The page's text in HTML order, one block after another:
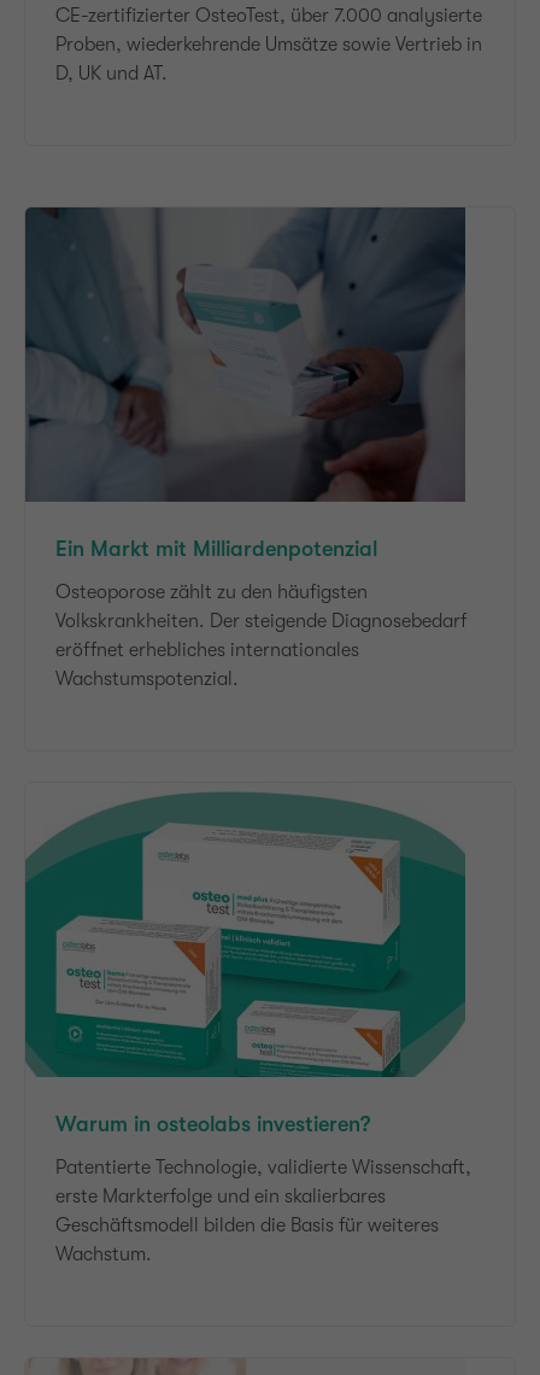
CE-zertifizierter OsteoTest, über 7.000 analysierte
Proben, wiederkehrende Umsätze sowie Vertrieb in
D, UK und AT.
Ein Markt mit Milliardenpotenzial
Osteoporose zählt zu den häufigsten
Volkskrankheiten. Der steigende Diagnosebedarf
eröffnet erhebliches internationales
Wachstumspotenzial.
Warum in osteolabs investieren?
Patentierte Technologie, validierte Wissenschaft,
erste Markterfolge und ein skalierbares
Geschäftsmodell bilden die Basis für weiteres
Wachstum.